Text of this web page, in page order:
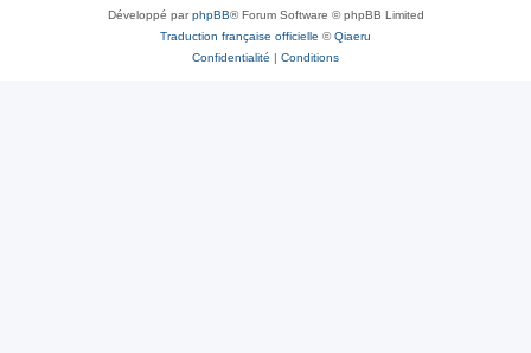
Développé parphpBB® Forum Software © phpBB Limited
Traduction française officielle ©Qiaeru
Confidentialité | Conditions